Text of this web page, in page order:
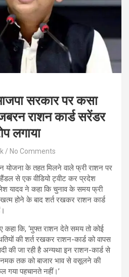
सरकार पर कसा
राशन कार्ड सरेंडर
लगाया
No Comments
योजना के तहत मिलने वाले फ्री राशन पर
से एक वीड‍ियो ट्वीट कर प्रदेश
यादव ने कहा क‍ि चुनाव के समय फ्री
होने के बाद शर्त रखकर राशन कार्ड
क‍ि, ‘मुफ्त राशन देते समय तो कोई
की शर्त रखकर राशन-कार्ड को वापस
की जा रही है अन्यथा इन राशन-कार्ड से
तक को बाजार भाव से वसूलने की
गया पहचानते नहीं।’